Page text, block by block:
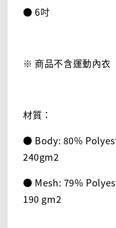
● 6吋
※ 商品不含運動內衣
材質：
● Body: 80%
240gm2
● Mesh: 79%
190 gm2